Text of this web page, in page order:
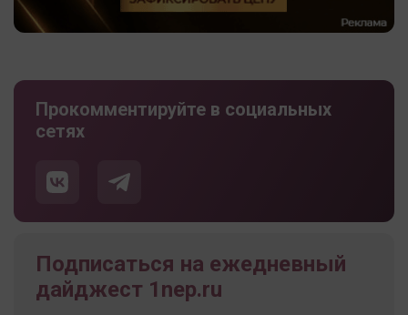
Прокомментируйте в социальных
сетях
Подписаться на ежедневный
дайджест 1nep.ru